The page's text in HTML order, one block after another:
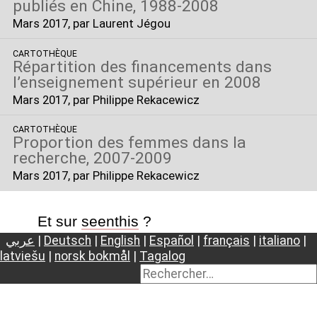
publiés en Chine, 1988-2008
Mars 2017, par Laurent Jégou
CARTOTHÈQUE
Répartition des financements dans
l’enseignement supérieur en 2008
Mars 2017, par Philippe Rekacewicz
CARTOTHÈQUE
Proportion des femmes dans la
recherche, 2007-2009
Mars 2017, par Philippe Rekacewicz
Et sur seenthis ?
عربي | Deutsch | English | Español | français | italiano |
latviešu | norsk bokmål | Tagalog